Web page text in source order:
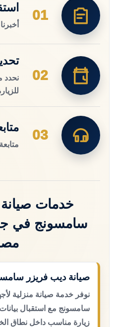
01
02
نحدد
03
خدمات
سامسونج في
صيانة ديب فريزر
نوفر خدمة صيانة منزلية
سامسونج مع استقبال
زيارة مناسب داخل نطاق